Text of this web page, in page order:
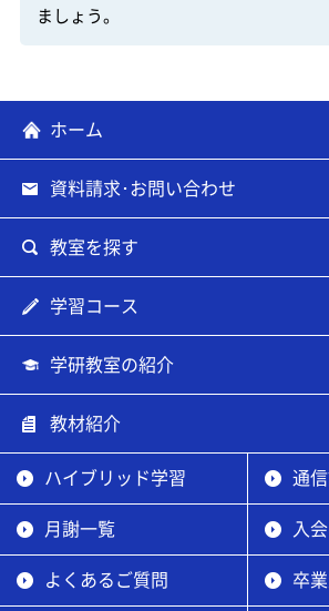
ましょう。
ホーム
資料請求･お問い合わせ
教室を探す
学習コース
学研教室の紹介
教材紹介
ハイブリッド学習 通
月謝一覧 入
よくあるご質問 卒